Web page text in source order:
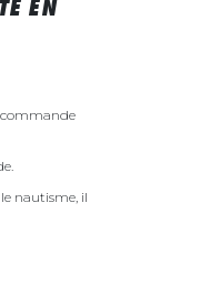
EN
commande
nautisme, il